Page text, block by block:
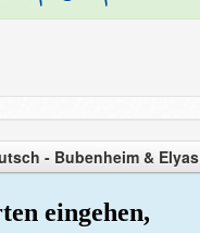
- Bubenheim & Elyas
eingehen,